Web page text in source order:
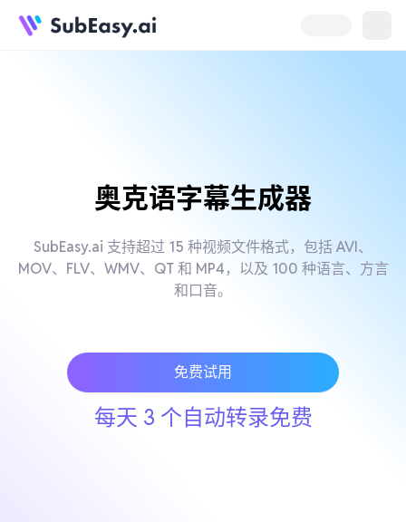
奥克语字幕生成器
SubEasy.ai 支持超过 15 种视频文件格式，包括 AVI、
MOV、FLV、WMV、QT 和 MP4，以及 100 种语言、方言
和口音。
免费试用
每天 3 个自动转录免费